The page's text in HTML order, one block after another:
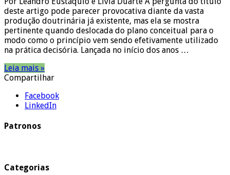
deste artigo pode parecer provocativa diante da vasta
produção doutrinária já existente, mas ela se mostra
pertinente quando deslocada do plano conceitual para o
modo como o princípio vem sendo efetivamente utilizado
na prática decisória. Lançada no início dos anos …
Leia mais »
Compartilhar
Facebook
LinkedIn
Patronos
Categorias